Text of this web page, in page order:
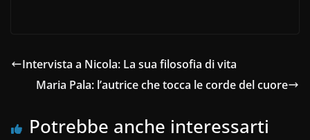
Intervista a Nicola: La sua filosofia di vita
Maria Pala: l’autrice che tocca le corde del cuore
Potrebbe anche interessarti